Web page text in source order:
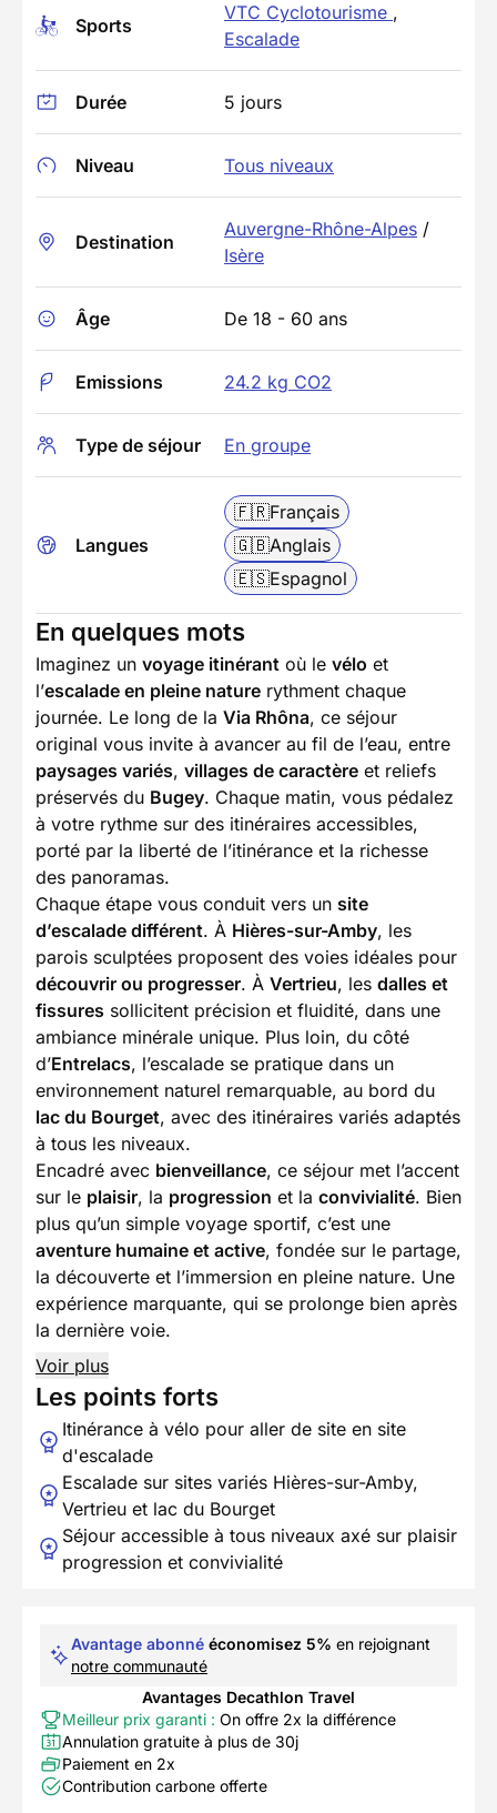
Sports
VTC Cyclotourisme ,
Escalade
Durée 5 jours
Niveau Tous niveaux
Destination
Auvergne-Rhône-Alpes /
Isère
Âge De 18 - 60 ans
Emissions 24.2 kg CO2
Type de séjour En groupe
Langues
🇫🇷Français
🇬🇧Anglais
🇪🇸Espagnol
En quelques mots
Imaginez un voyage itinérant où le vélo et
l’escalade en pleine nature rythment chaque
journée. Le long de la Via Rhôna, ce séjour
original vous invite à avancer au fil de l’eau, entre
paysages variés, villages de caractère et reliefs
préservés du Bugey. Chaque matin, vous pédalez
à votre rythme sur des itinéraires accessibles,
porté par la liberté de l’itinérance et la richesse
des panoramas.
Chaque étape vous conduit vers un site
d’escalade différent. À Hières-sur-Amby, les
parois sculptées proposent des voies idéales pour
découvrir ou progresser. À Vertrieu, les dalles et
fissures sollicitent précision et fluidité, dans une
ambiance minérale unique. Plus loin, du côté
d’Entrelacs, l’escalade se pratique dans un
environnement naturel remarquable, au bord du
lac du Bourget, avec des itinéraires variés adaptés
à tous les niveaux.
Encadré avec bienveillance, ce séjour met l’accent
sur le plaisir, la progression et la convivialité. Bien
plus qu’un simple voyage sportif, c’est une
aventure humaine et active, fondée sur le partage,
la découverte et l’immersion en pleine nature. Une
expérience marquante, qui se prolonge bien après
la dernière voie.
Voir plus
Les points forts
Itinérance à vélo pour aller de site en site
d'escalade
Escalade sur sites variés Hières-sur-Amby,
Vertrieu et lac du Bourget
Séjour accessible à tous niveaux axé sur plaisir
progression et convivialité
Avantage abonné économisez 5% en rejoignant
notre communauté
Avantages Decathlon Travel
Meilleur prix garanti : On offre 2x la différence
Annulation gratuite à plus de 30j
Paiement en 2x
Contribution carbone offerte